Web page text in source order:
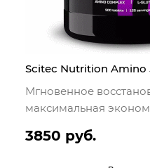
Scitec Nutrition Amino
Мгновенное
максимальная
3850 руб.